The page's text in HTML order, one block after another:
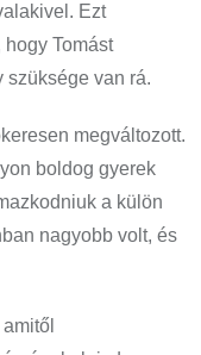
Ezt
Tomást
szüksége van rá.
megváltozott.
boldog gyerek
a külön
nagyobb volt, és